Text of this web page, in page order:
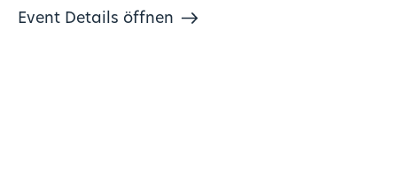
Event Details öffnen